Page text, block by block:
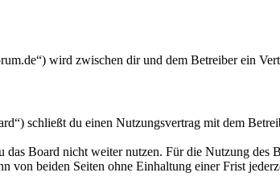
wird zwischen dir und dem Betreiber ein
schließt du einen Nutzungsvertrag mit dem
Board nicht weiter nutzen. Für die Nutzung
von beiden Seiten ohne Einhaltung einer Frist